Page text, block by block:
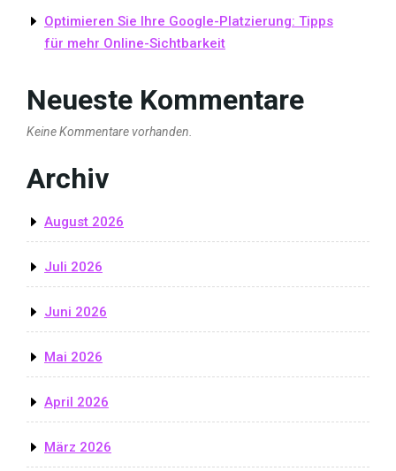
Optimieren Sie Ihre Google-Platzierung: Tipps
für mehr Online-Sichtbarkeit
Neueste Kommentare
Keine Kommentare vorhanden.
Archiv
August 2026
Juli 2026
Juni 2026
Mai 2026
April 2026
März 2026